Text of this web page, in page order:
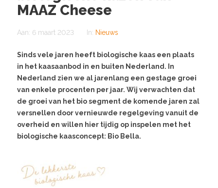
MAAZ Cheese
Aan: 6 maart 2023 In: Nieuws
Sinds vele jaren heeft biologische kaas een plaats
in het kaasaanbod in en buiten Nederland. In
Nederland zien we al jarenlang een gestage groei
van enkele procenten per jaar. Wij verwach­ten dat
de groei van het bio segment de komende jaren zal
versnellen door vernieuwde regelgeving vanuit de
overheid en willen hier tijdig op inspelen met het
biologische kaasconcept: Bio Bella.